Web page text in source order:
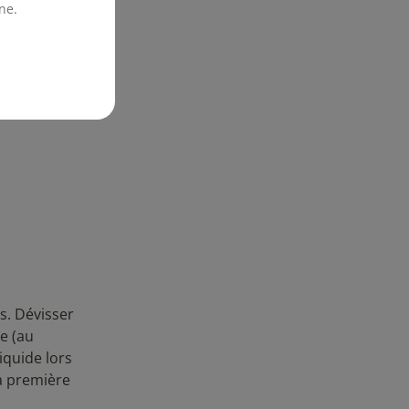
Dévisser
(au
lors
première